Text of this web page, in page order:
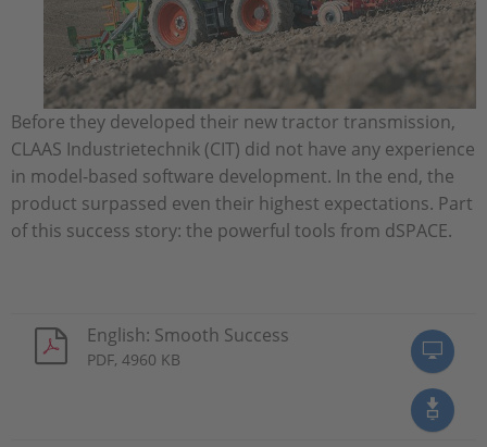
Before they developed their new tractor transmission,
CLAAS Industrietechnik (CIT) did not have any experience
in model-based software development. In the end, the
product surpassed even their highest expectations. Part
of this success story: the powerful tools from dSPACE.
English: Smooth Success
PDF, 4960 KB